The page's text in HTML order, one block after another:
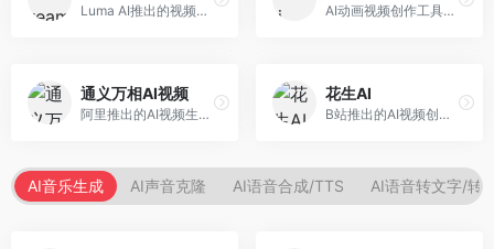
Luma AI推出的视频生成工具，专注于高质量视频创作。面向影视创作者和内容生产者，支持文生视频、图生视频，视频质量高，物理运动流畅自然。 AI动画视频创作工具，专注于动画内容生成。面向动画创作者和二次元内容生产者，支持动画风格视频生成，动画效果流畅，适合动漫内容创作。
通义万相AI视频
阿里推出的AI视频生成服务，整合图像与视频创作能力。面向电商和营销从业者，支持商品视频生成、营销视频制作等服务，商业应用场景丰富。
花生AI
B站推出的AI视频创作工具，专注于短视频内容生成。面向B站创作者，支持视频生成、视频编辑等功能，与B站平台深度整合，创作效率高。
AI音乐生成 AI声音克隆 AI语音合成/TTS AI语音转文字/转